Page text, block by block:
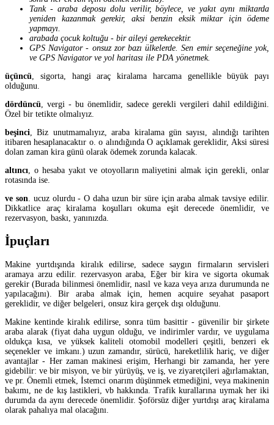
Tank - araba deposu dolu verilir, böylece, ve yakıt aynı miktarda
yeniden kazanmak gerekir, aksi benzin eksik miktar için ödeme
yapmayı.
arabada çocuk koltuğu - bir aileyi gerekecektir.
GPS Navigator - onsuz zor bazı ülkelerde. Sen emir seçeneğine yok,
ve GPS Navigator ve yol haritası ile PDA yönetmek.
üçüncü , sigorta, hangi araç kiralama harcama genellikle büyük payı
olduğunu.
dördüncü , vergi - bu önemlidir, sadece gerekli vergileri dahil edildiğini.
Özel bir tetikte olmalıyız.
beşinci , Biz unutmamalıyız, araba kiralama gün sayısı, alındığı tarihten
itibaren hesaplanacaktır o. o alındığında O açıklamak gereklidir, Aksi süresi
dolan zaman kira günü olarak ödemek zorunda kalacak.
altıncı , o hesaba yakıt ve otoyolların maliyetini almak için gerekli, onlar
rotasında ise.
ve son . ucuz olurdu - O daha uzun bir süre için araba almak tavsiye edilir.
Dikkatlice araç kiralama koşulları okuma eşit derecede önemlidir, ve
rezervasyon, baskı, yanınızda.
İpuçları
Makine yurtdışında kiralık edilirse, sadece saygın firmaların servisleri
aramaya arzu edilir. rezervasyon araba, Eğer bir kira ve sigorta okumak
gerekir (Burada bilinmesi önemlidir, nasıl ve kaza veya arıza durumunda ne
yapılacağını). Bir araba almak için, hemen acquire seyahat pasaport
gereklidir, ve diğer belgeleri, onsuz kira gerçek dışı olduğunu.
Makine kentinde kiralık edilirse, sonra tüm basittir - güvenilir bir şirkete
araba alarak (fiyat daha uygun olduğu, ve indirimler vardır, ve uygulama
oldukça kısa, ve yüksek kaliteli otomobil modelleri çeşitli, benzeri ek
seçenekler ve imkanı.) uzun zamandır, sürücü, hareketlilik hariç, ve diğer
avantajlar - Her zaman makinesi erişim, Herhangi bir zamanda, her yere
gidebilir: ve bir misyon, ve bir yürüyüş, ve iş, ve ziyaretçileri ağırlamaktan,
ve pr. Önemli etmek, İstemci onarım düşünmek etmediğini, veya makinenin
bakımı, ne de kış lastikleri, vb hakkında. Trafik kurallarına uymak her iki
durumda da aynı derecede önemlidir. Şoförsüz diğer yurtdışı araç kiralama
olarak pahalıya mal olacağını.